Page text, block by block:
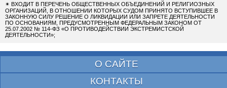
✴ ВХОДИТ В ПЕРЕЧЕНЬ ОБЩЕСТВЕННЫХ ОБЪЕДИНЕНИЙ И РЕЛИГИОЗНЫХ
ОРГАНИЗАЦИЙ, В ОТНОШЕНИИ КОТОРЫХ СУДОМ ПРИНЯТО ВСТУПИВШЕЕ В
ЗАКОННУЮ СИЛУ РЕШЕНИЕ О ЛИКВИДАЦИИ ИЛИ ЗАПРЕТЕ ДЕЯТЕЛЬНОСТИ
ПО ОСНОВАНИЯМ, ПРЕДУСМОТРЕННЫМ ФЕДЕРАЛЬНЫМ ЗАКОНОМ ОТ
25.07.2002 № 114-ФЗ «О ПРОТИВОДЕЙСТВИИ ЭКСТРЕМИСТСКОЙ
ДЕЯТЕЛЬНОСТИ»;
О САЙТЕ
КОНТАКТЫ